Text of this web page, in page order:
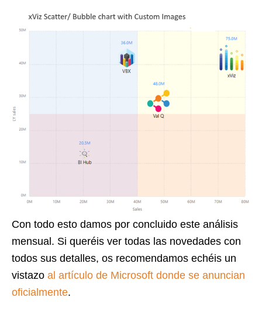
Con todo esto damos por concluido este análisis
mensual. Si queréis ver todas las novedades con
todos sus detalles, os recomendamos echéis un
vistazo al artículo de Microsoft donde se anuncian
oficialmente.